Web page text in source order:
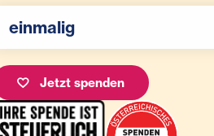
Ihr Betrag
Spenden Auswahl
einmalig
Jetzt spenden